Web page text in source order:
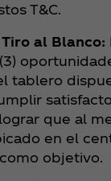
T&C.
al Blanco:
tablero
que al
en el
objetivo.